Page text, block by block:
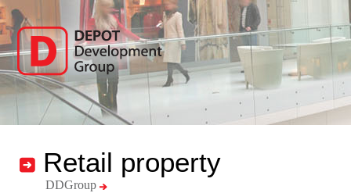
Retail property
DDGroup